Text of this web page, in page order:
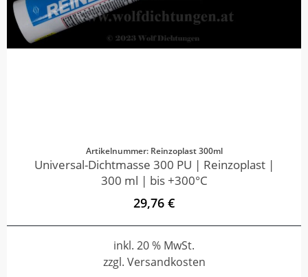
Artikelnummer: Reinzoplast 300ml
Universal-Dichtmasse 300 PU | Reinzoplast |
300 ml | bis +300°C
29,76 €
inkl. 20 % MwSt.
zzgl. Versandkosten